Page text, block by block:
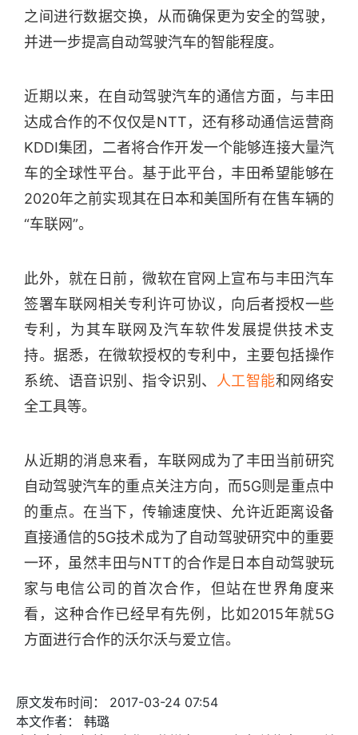
之间进行数据交换，从而确保更为安全的驾驶，
并进一步提高自动驾驶汽车的智能程度。
近期以来，在自动驾驶汽车的通信方面，与丰田
达成合作的不仅仅是NTT，还有移动通信运营商
KDDI集团，二者将合作开发一个能够连接大量汽
车的全球性平台。基于此平台，丰田希望能够在
2020年之前实现其在日本和美国所有在售车辆的
“车联网”。
此外，就在日前，微软在官网上宣布与丰田汽车
签署车联网相关专利许可协议，向后者授权一些
专利，为其车联网及汽车软件发展提供技术支
持。据悉，在微软授权的专利中，主要包括操作
系统、语音识别、指令识别、
人工智能和网络安
全工具等。
从近期的消息来看，车联网成为了丰田当前研究
自动驾驶汽车的重点关注方向，而5G则是重点中
的重点。在当下，传输速度快、允许近距离设备
直接通信的5G技术成为了自动驾驶研究中的重要
一环，虽然丰田与NTT的合作是日本自动驾驶玩
家与电信公司的首次合作，但站在世界角度来
看，这种合作已经早有先例，比如2015年就5G
方面进行合作的沃尔沃与爱立信。
原文发布时间： 2017-03-24 07:54
本文作者： 韩璐